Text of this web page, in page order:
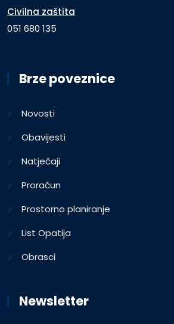
Civilna zaštita
051 680 135
Brze poveznice
Novosti
Obavijesti
Natječaji
Proračun
Prostorno planiranje
List Opatija
Obrasci
Newsletter